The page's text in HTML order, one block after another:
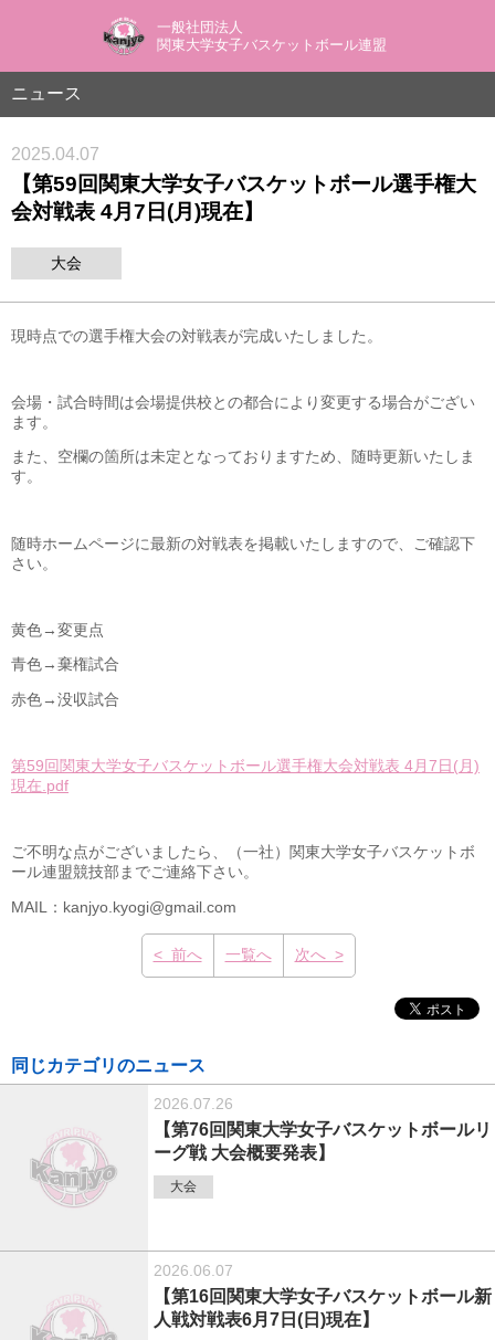
一般社団法人
関東大学女子バスケットボール連盟
ニュース
2025.04.07
【第59回関東大学女子バスケットボール選手権大
会対戦表 4月7日(月)現在】
大会
現時点での選手権大会の対戦表が完成いたしました。
会場・試合時間は会場提供校との都合により変更する場合がござい
ます。
また、空欄の箇所は未定となっておりますため、随時更新いたしま
す。
随時ホームページに最新の対戦表を掲載いたしますので、ご確認下
さい。
黄色→変更点
青色→棄権試合
赤色→没収試合
第59回関東大学女子バスケットボール選手権大会対戦表 4月7日(月)
現在.pdf
ご不明な点がございましたら、（一社）関東大学女子バスケットボ
ール連盟競技部までご連絡下さい。
MAIL：kanjyo.kyogi@gmail.com
< 前へ 一覧へ 次へ >
同じカテゴリのニュース
2026.07.26
【第76回関東大学女子バスケットボールリ
ーグ戦 大会概要発表】
大会
2026.06.07
【第16回関東大学女子バスケットボール新
人戦対戦表6月7日(日)現在】